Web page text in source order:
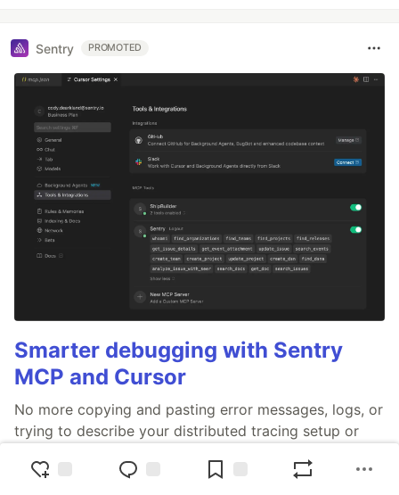
Sentry PROMOTED
Smarter debugging with Sentry
MCP and Cursor
No more copying and pasting error messages, logs, or
trying to describe your distributed tracing setup or
understand their impact, and suggest fixes based on